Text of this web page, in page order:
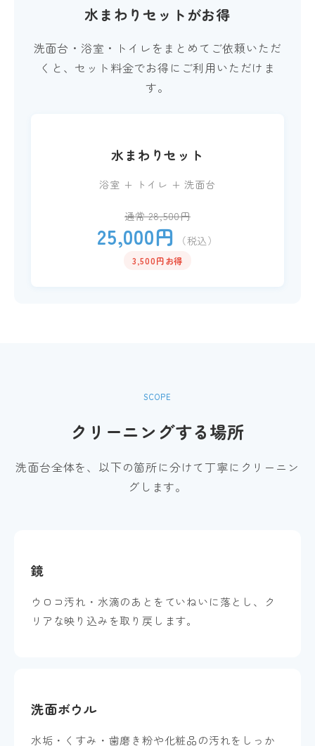
水まわりセットがお得
洗面台・浴室・トイレをまとめてご依頼いただ
くと、セット料金でお得にご利用いただけま
す。
水まわりセット
浴室 + トイレ + 洗面台
通常 28,500円
25,000円 （税込）
3,500円お得
SCOPE
クリーニングする場所
洗面台全体を、以下の箇所に分けて丁寧にクリーニン
グします。
鏡
ウロコ汚れ・水滴のあとをていねいに落とし、ク
リアな映り込みを取り戻します。
洗面ボウル
水垢・くすみ・歯磨き粉や化粧品の汚れをしっか